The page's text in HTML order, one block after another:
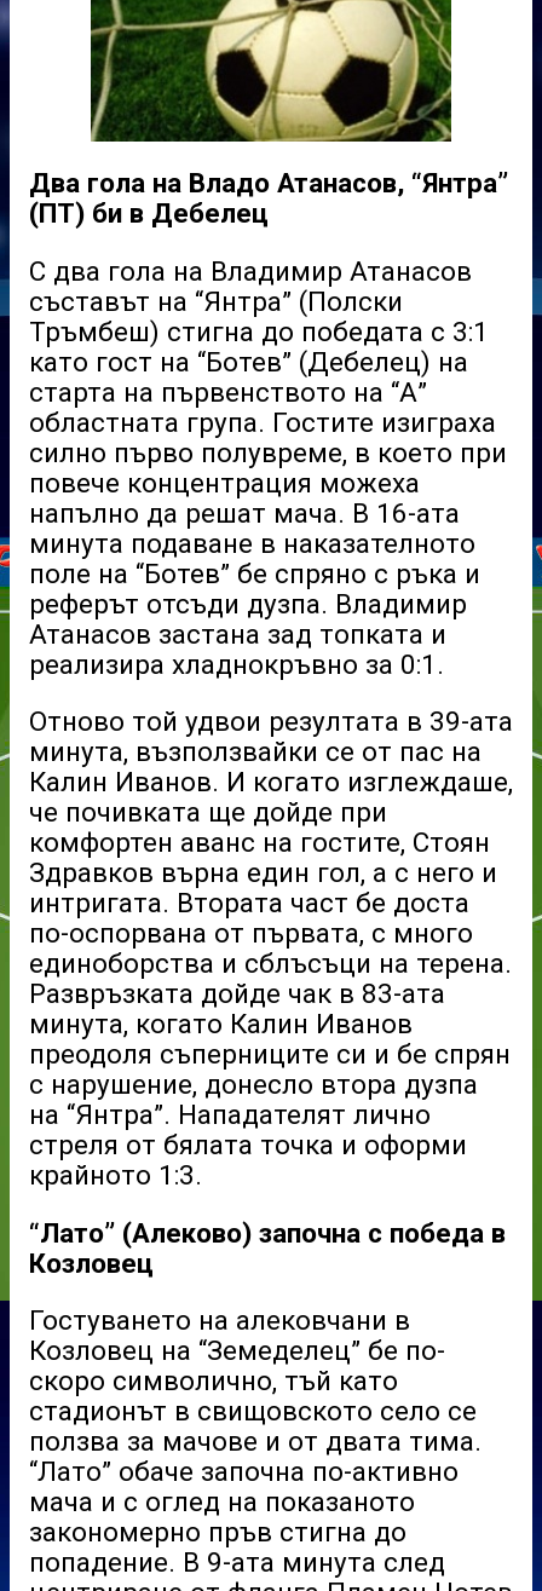
Два гола на Владо Атанасов, “Янтра”
(ПТ) би в Дебелец
С два гола на Владимир Атанасов
съставът на “Янтра” (Полски
Тръмбеш) стигна до победата с 3:1
като гост на “Ботев” (Дебелец) на
старта на първенството на “А”
областната група. Гостите изиграха
силно първо полувреме, в което при
повече концентрация можеха
напълно да решат мача. В 16-ата
минута подаване в наказателното
поле на “Ботев” бе спряно с ръка и
реферът отсъди дузпа. Владимир
Атанасов застана зад топката и
реализира хладнокръвно за 0:1.
Отново той удвои резултата в 39-ата
минута, възползвайки се от пас на
Калин Иванов. И когато изглеждаше,
че почивката ще дойде при
комфортен аванс на гостите, Стоян
Здравков върна един гол, а с него и
интригата. Втората част бе доста
по-оспорвана от първата, с много
единоборства и сблъсъци на терена.
Развръзката дойде чак в 83-ата
минута, когато Калин Иванов
преодоля съперниците си и бе спрян
с нарушение, донесло втора дузпа
на “Янтра”. Нападателят лично
стреля от бялата точка и оформи
крайното 1:3.
“Лато” (Алеково) започна с победа в
Козловец
Гостуването на алековчани в
Козловец на “Земеделец” бе по-
скоро символично, тъй като
стадионът в свищовското село се
ползва за мачове и от двата тима.
“Лато” обаче започна по-активно
мача и с оглед на показаното
закономерно пръв стигна до
попадение. В 9-ата минута след